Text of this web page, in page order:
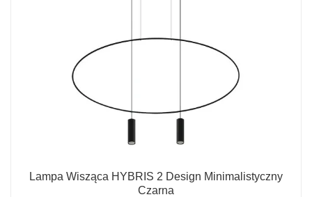
Lampa Wisząca HYBRIS 2 Design Minimalistyczny
Czarna